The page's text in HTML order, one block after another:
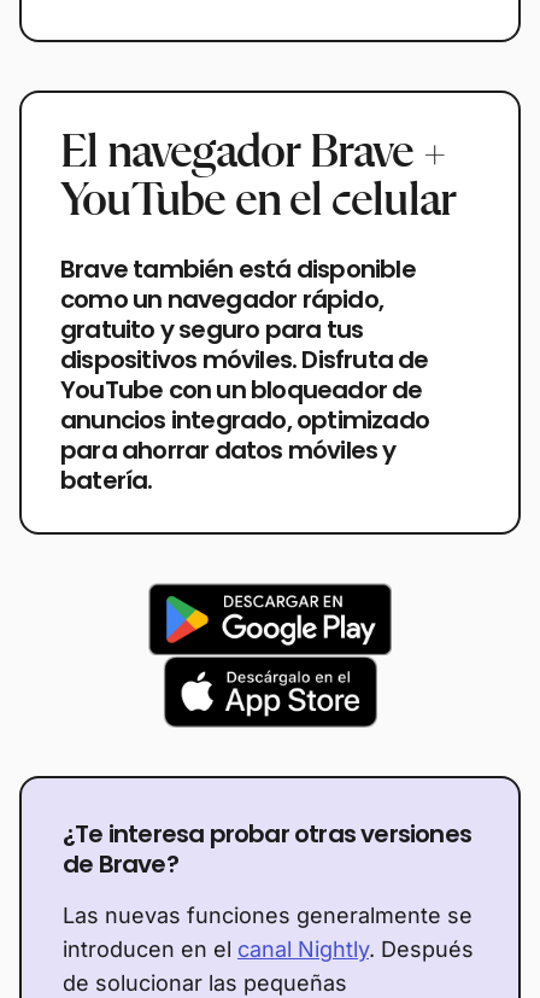
El navegador Brave +
YouTube en el celular
Brave también está disponible
como un navegador rápido,
gratuito y seguro para tus
dispositivos móviles. Disfruta de
YouTube con un bloqueador de
anuncios integrado, optimizado
para ahorrar datos móviles y
batería.
¿Te interesa probar otras versiones
de Brave?
Las nuevas funciones generalmente se
introducen en el canal Nightly. Después
de solucionar las pequeñas